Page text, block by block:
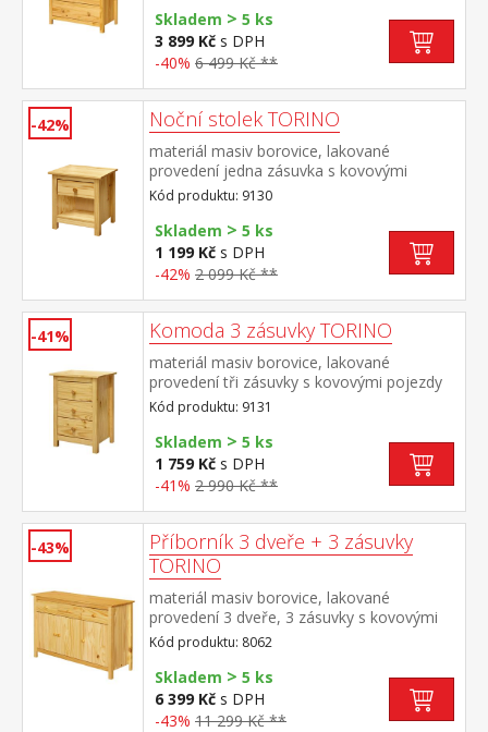
Skladem > 5 ks
3 899 Kč s DPH
-40% 6 499 Kč **
-42% Noční stolek TORINO
materiál masiv borovice, lakované
provedení jedna zásuvka s kovovými
pojezdy
Kód produktu: 9130
Skladem > 5 ks
1 199 Kč s DPH
-42% 2 099 Kč **
-41% Komoda 3 zásuvky TORINO
materiál masiv borovice, lakované
provedení tři zásuvky s kovovými pojezdy
Kód produktu: 9131
Skladem > 5 ks
1 759 Kč s DPH
-41% 2 990 Kč **
-43%
Příborník 3 dveře + 3 zásuvky
TORINO
materiál masiv borovice, lakované
provedení 3 dveře, 3 zásuvky s kovovými
pojezdy vhodný doplněk nástavec TORINO
8063
Kód produktu: 8062
Skladem > 5 ks
6 399 Kč s DPH
-43% 11 299 Kč **